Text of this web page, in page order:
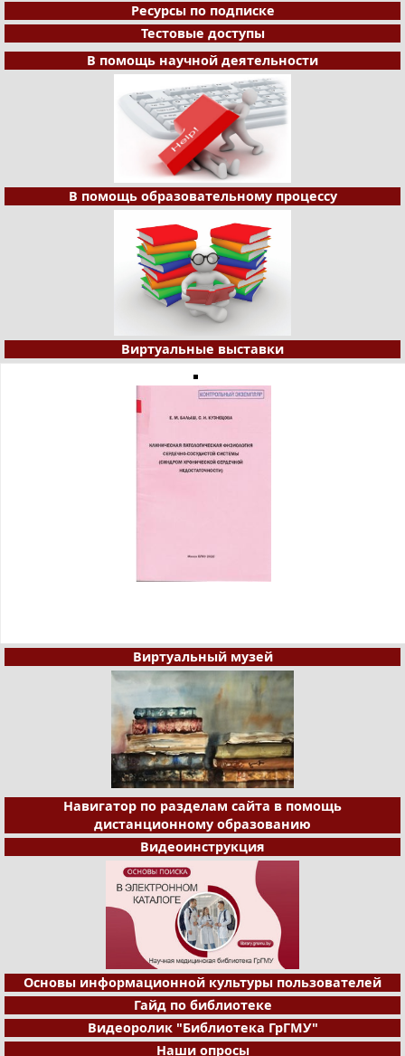
Ресурсы по подписке
Тестовые доступы
В помощь научной деятельности
В помощь образовательному процессу
Виртуальные выставки
Виртуальный музей
Навигатор по разделам сайта в помощь
дистанционному образованию
Видеоинструкция
Основы информационной культуры пользователей
Гайд по библиотеке
Видеоролик "Библиотека ГрГМУ"
Наши опросы